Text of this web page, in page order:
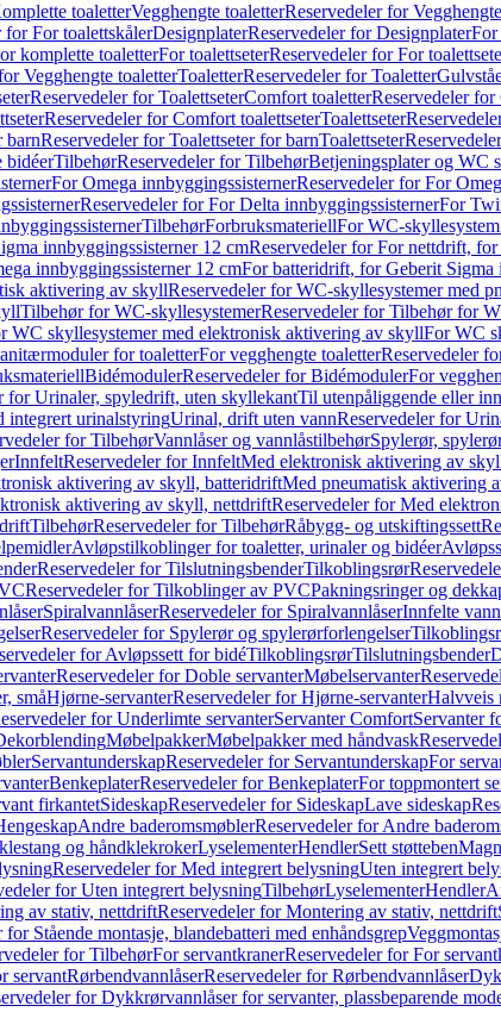
toaletterVegghengte toaletterReservedeler for
for For toalettskålerDesignplaterReservedeler for DesignplaterFor
komplette toaletterFor toalettseterReservedeler for For
Vegghengte toaletterToaletterReservedeler for Toaletter
Reservedeler for ToalettseterComfort toaletterReservedeler
Reservedeler for Comfort toalettseterToalettseter
barnReservedeler for Toalettseter for barnToalettseter
bidéerTilbehørReservedeler for TilbehørBetjeningsplater og WC
For Omega innbyggingssisternerReservedeler for For
Reservedeler for For Delta innbyggingssisternerFor
TilbehørForbruksmateriellFor WC-
innbyggingssisterner 12 cmReservedeler for For nettdrift,
innbyggingssisterner 12 cmFor batteridrift, for Geberit Sigma
aktivering av skyllReservedeler for WC-skyllesystemer med
Tilbehør for WC-skyllesystemerReservedeler for Tilbehør for
WC skyllesystemer med elektronisk aktivering av skyllFor WC
for toaletterFor vegghengte toaletterReservedeler
BidémodulerReservedeler for BidémodulerFor
for Urinaler, spyledrift, uten skyllekantTil utenpåliggende eller
integrert urinalstyringUrinal, drift uten vannReservedeler for
for TilbehørVannlåser og vannlåstilbehørSpylerør,
InnfeltReservedeler for InnfeltMed elektronisk aktivering av
aktivering av skyll, batteridriftMed pneumatisk aktivering
aktivering av skyll, nettdriftReservedeler for Med
TilbehørReservedeler for TilbehørRåbygg- og utskiftingssett
Avløpstilkoblinger for toaletter, urinaler og bidéer
Reservedeler for TilslutningsbenderTilkoblingsrør
Reservedeler for Tilkoblinger av PVCPakningsringer og
SpiralvannlåserReservedeler for SpiralvannlåserInnfelte
Reservedeler for Spylerør og spylerørforlengelser
for Avløpssett for bidéTilkoblingsrørTilslutningsbender
Reservedeler for Doble servanterMøbelservanter
småHjørne-servanterReservedeler for Hjørne-servanterHalvveis
for Underlimte servanterServanter ComfortServanter
MøbelpakkerMøbelpakker med håndvask
ServantunderskapReservedeler for ServantunderskapFor
BenkeplaterReservedeler for BenkeplaterFor toppmontert
firkantetSideskapReservedeler for SideskapLave sideskap
Andre baderomsmøblerReservedeler for Andre
og håndklekrokerLyselementerHendlerSett støtteben
Reservedeler for Med integrert belysningUten integrert
for Uten integrert belysningTilbehørLyselementerHendler
av stativ, nettdriftReservedeler for Montering av stativ, nettdrift
for Stående montasje, blandebatteri med enhåndsgrep
for TilbehørFor servantkranerReservedeler for For
servantRørbendvannlåserReservedeler for Rørbendvannlåser
for Dykkrørvannlåser for servanter, plassbeparende